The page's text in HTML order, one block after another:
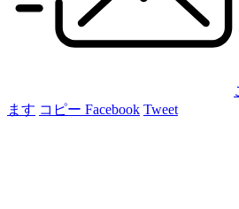
ます コピー Facebook Tweet